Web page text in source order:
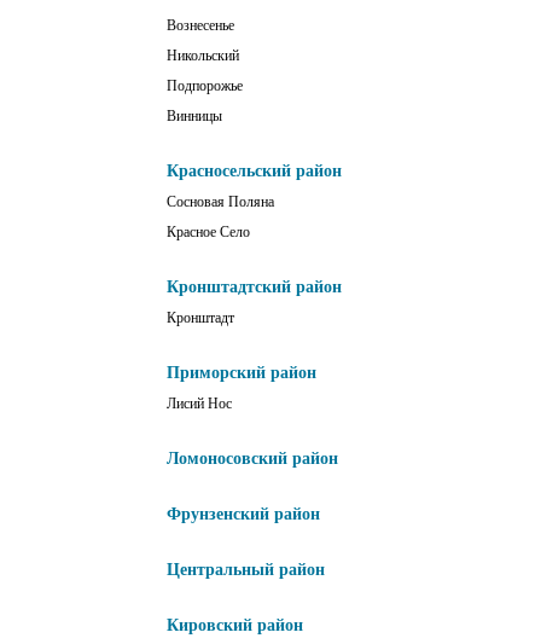
Вознесенье
Никольский
Подпорожье
Винницы
Красносельский район
Сосновая Поляна
Красное Село
Кронштадтский район
Кронштадт
Приморский район
Лисий Нос
Ломоносовский район
Фрунзенский район
Центральный район
Кировский район